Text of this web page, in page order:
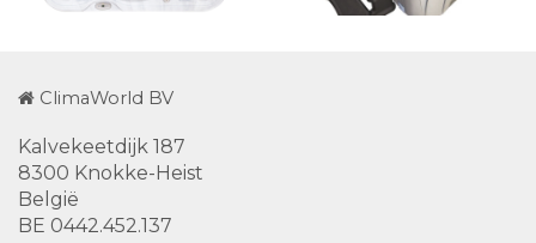
ClimaWorld BV
Kalvekeetdijk 187
8300 Knokke-Heist
België
BE 0442.452.137